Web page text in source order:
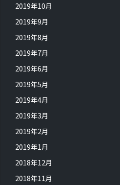
2019年10月
2019年9月
2019年8月
2019年7月
2019年6月
2019年5月
2019年4月
2019年3月
2019年2月
2019年1月
2018年12月
2018年11月